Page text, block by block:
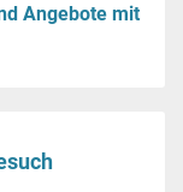
Angebote mit